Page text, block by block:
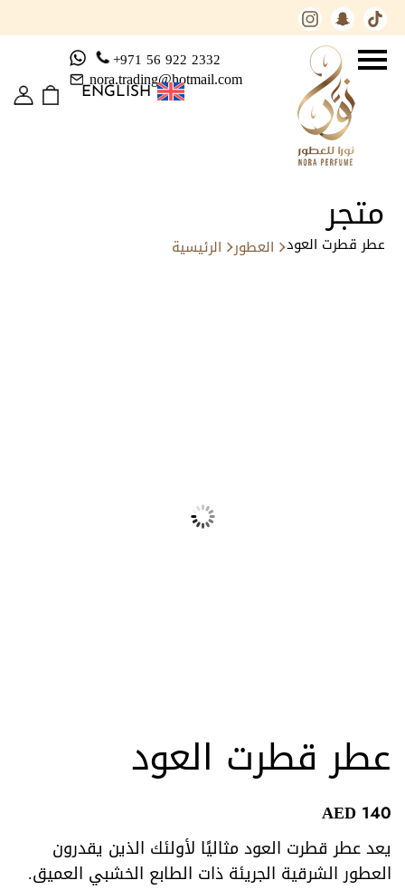
+971 56 922 2332
nora.trading@hotmail.com
ENGLISH
متجر
الرئيسية العطور عطر قطرت العود
عطر قطرت العود
AED 140
يعد عطر قطرت العود مثاليًا لأولئك الذين يقدرون
العطور الشرقية الجريئة ذات الطابع الخشبي العميق.